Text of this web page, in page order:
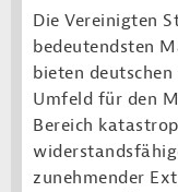
Die Vereinigten
bedeutendsten
bieten
Umfeld für den
Bereich
zunehmender